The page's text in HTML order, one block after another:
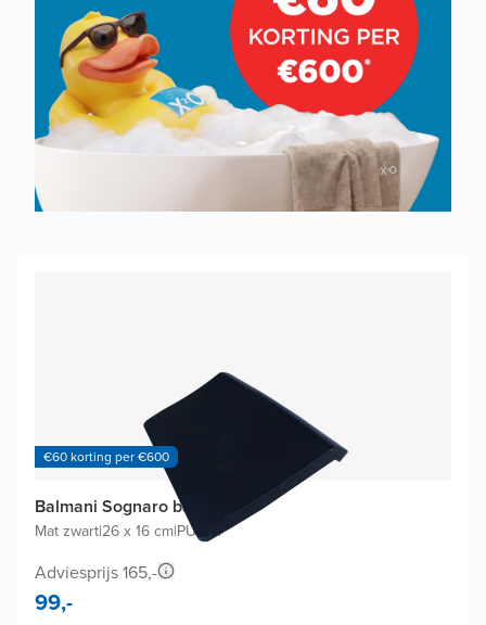
€60 korting per €600
Balmani Sognaro badkussen
Mat zwart|26 x 16 cm|PU-gel
Adviesprijs 165,-
99,-